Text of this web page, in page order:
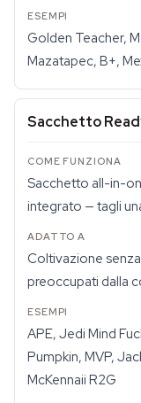
Golden Teacher,
Mazatapec, B+,
Sacchetto
Sacchetto all-in-
integrato — tagli
Coltivazione
preoccupati dalla
APE, Jedi Mind
Pumpkin, MVP,
McKennaii R2G